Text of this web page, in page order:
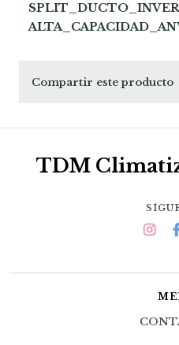
Compartir este producto
TDM